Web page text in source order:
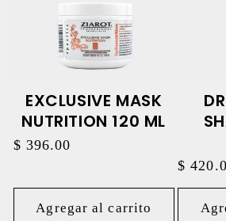
EXCLUSIVE MASK
NUTRITION 120 ML
Precio
$ 396.00
Agregar al carrito
Precio
$